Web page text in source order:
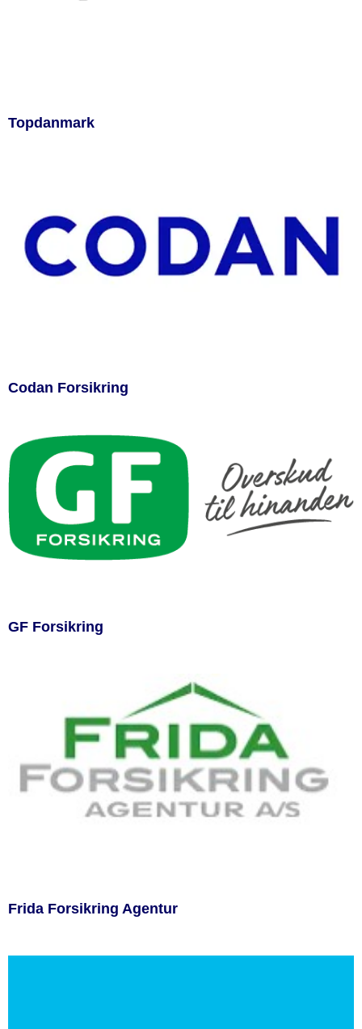
Topdanmark
Codan Forsikring
GF Forsikring
Frida Forsikring Agentur